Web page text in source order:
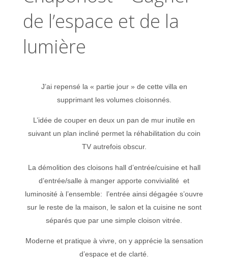
de l’espace et de la
lumière
J’ai repensé la « partie jour » de cette villa en
supprimant les volumes cloisonnés.
L’idée de couper en deux un pan de mur inutile en
suivant un plan incliné permet la réhabilitation du coin
TV autrefois obscur.
La démolition des cloisons hall d’entrée/cuisine et hall
d’entrée/salle à manger apporte convivialité et
luminosité à l’ensemble: l’entrée ainsi dégagée s’ouvre
sur le reste de la maison, le salon et la cuisine ne sont
séparés que par une simple cloison vitrée.
Moderne et pratique à vivre, on y apprécie la sensation
d’espace et de clarté.